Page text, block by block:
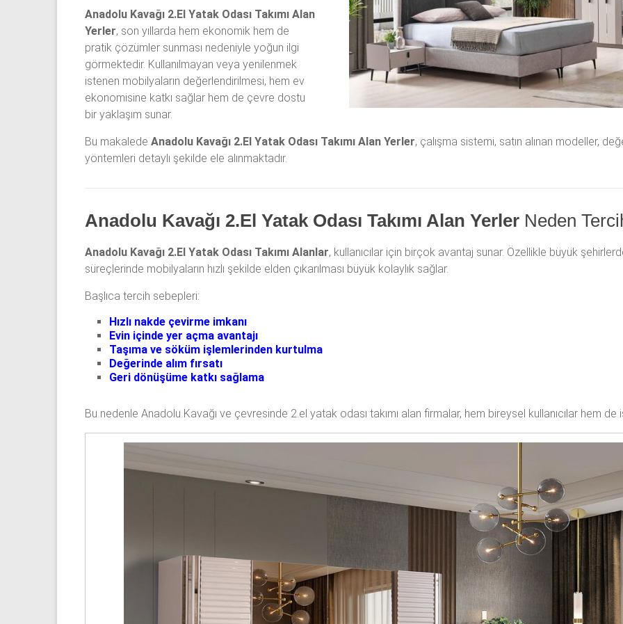
odası,
Klasik
yatak
odası,
Avangard
yatak
odası,
Antika
yatak
odası
odası
alınmaktadır.
Anadolu Kavağı 2.El Yatak Odası Takımı Alan
Yerler, son yıllarda hem ekonomik hem de
pratik çözümler sunması nedeniyle yoğun ilgi
görmektedir. Kullanılmayan veya yenilenmek
istenen mobilyaların değerlendirilmesi, hem ev
ekonomisine katkı sağlar hem de çevre dostu
bir yaklaşım sunar.
Bu makalede Anadolu Kavağı 2.El Yatak Odası Takımı Alan Yerler, çalışma sistemi, satın alınan modeller,
yöntemleri detaylı şekilde ele alınmaktadır.
Anadolu Kavağı 2.El Yatak Odası Takımı Alan Yerler Neden
Anadolu Kavağı 2.El Yatak Odası Takımı Alanlar, kullanıcılar için birçok avantaj sunar. Özellikle büyük
süreçlerinde mobilyaların hızlı şekilde elden çıkarılması büyük kolaylık sağlar.
Başlıca tercih sebepleri:
Hızlı nakde çevirme imkanı
Evin içinde yer açma avantajı
Taşıma ve söküm işlemlerinden kurtulma
Değerinde alım fırsatı
Geri dönüşüme katkı sağlama
Bu nedenle Anadolu Kavağı ve çevresinde 2.el yatak odası takımı alan firmalar, hem bireysel kullanıcılar hem